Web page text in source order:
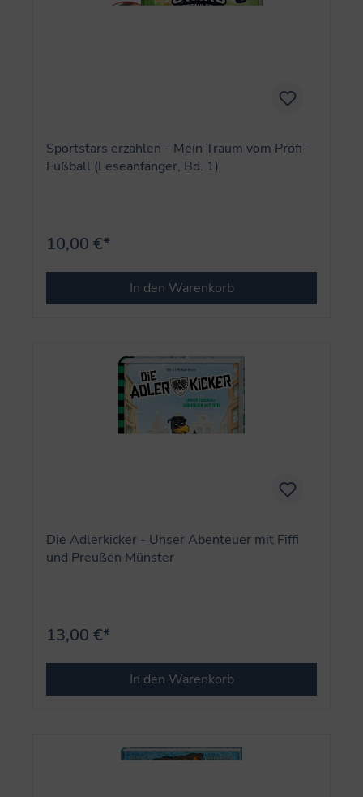
Sportstars erzählen - Mein Traum vom Profi-
Fußball (Leseanfänger, Bd. 1)
10,00 €*
In den Warenkorb
Die Adlerkicker - Unser Abenteuer mit Fiffi
und Preußen Münster
13,00 €*
In den Warenkorb